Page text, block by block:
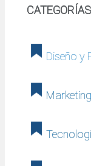
CATEGORÍAS
Diseño y